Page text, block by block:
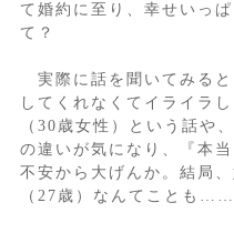
て婚約に至り、幸せいっ
て？
実際に話を聞いてみると
してくれなくてイライラ
（30歳女性）という話や
の違いが気になり、『本
不安から大げんか。結局
（27歳）なんてことも……